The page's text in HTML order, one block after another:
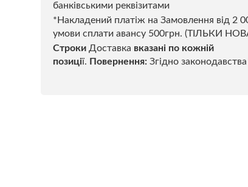
банківськими реквізитами
*Накладений платіж на Замовлення від 2
умови сплати авансу 500грн. (ТІЛЬКИ
Строки Доставка вказані по кожній
позиції. Повернення: Згідно законодавства